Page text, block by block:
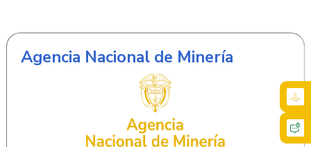
Agencia Nacional de Minería